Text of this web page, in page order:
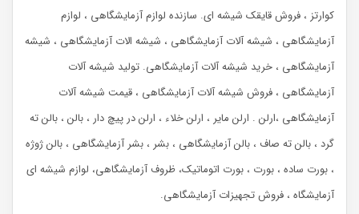
کوارتز ، فروش قایقک شیشه ای. سازنده لوازم آزمایشگاهی ، لوازم
آزمایشگاهی ، شیشه آلات آزمایشگاهی ، شیشه الات آزمایشگاهی ، شیشه
آزمایشگاهی ، خرید شیشه آلات آزمایشگاهی. تولید شیشه آلات
آزمایشگاهی ، فروش شیشه آلات آزمایشگاهی ، قیمت شیشه آلات
آزمایشگاهی ،ارلن . ارلن مایر ، ارلن خلاء ، ارلن در پیچ دار ، بالن ، بالن ته
گرد ، بالن ته صاف ، بالن آزمایشگاهی ، بشر ، بشر آزمایشگاهی ، بالن ژوژه
، بورت ساده ، بورت ، بورت اتوماتیک، ظروف آزمایشگاهی، لوازم شیشه ای
آزمایشگاه ، فروش تجهیزات آزمایشگاهی.